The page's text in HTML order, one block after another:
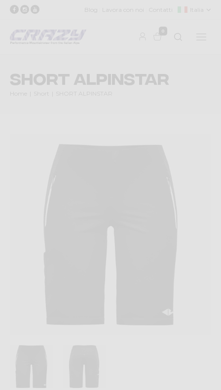
Blog Lavora con noi Contatti Italia
0
SHORT ALPINSTAR
Home Short SHORT ALPINSTAR